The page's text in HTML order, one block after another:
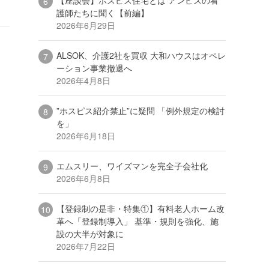
護師たちに聞く【前編】
2026年6月29日
ALSOK、介護2社を買収 大和ハウスはオペレ
ーション事業撤退へ
2026年4月8日
”ホスピス紹介禁止”に疑問 「例外規定の検討
を」
2026年6月18日
エムスリー、ワイズマンを完全子会社化
2026年6月8日
【登録制の是非・特集①】有料老人ホーム改
革へ「登録制導入」 基準・規則を強化、施
設の大半が対象に
2026年7月22日